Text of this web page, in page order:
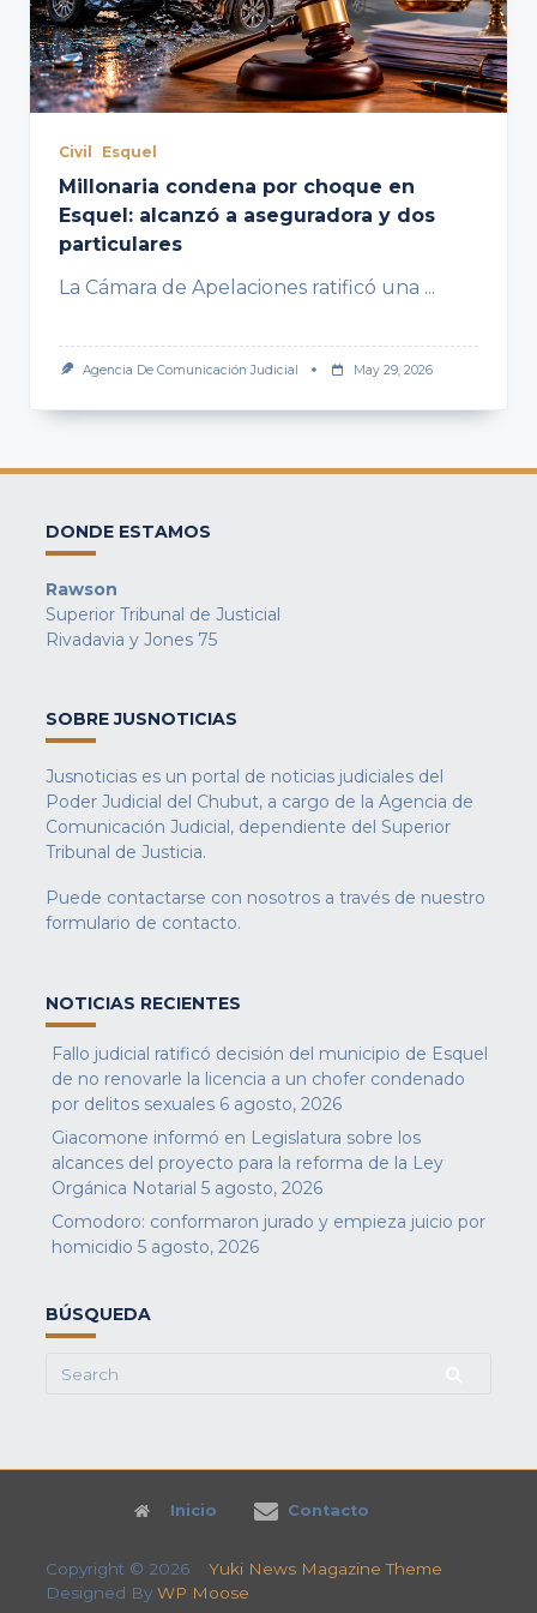
Civil Esquel
Millonaria condena por choque en
Esquel: alcanzó a aseguradora y dos
particulares
La Cámara de Apelaciones ratificó una ...
Agencia De Comunicación Judicial May 29, 2026
DONDE ESTAMOS
Rawson
Superior Tribunal de Justicial
Rivadavia y Jones 75
SOBRE JUSNOTICIAS
Jusnoticias es un portal de noticias judiciales del
Poder Judicial del Chubut, a cargo de la Agencia de
Comunicación Judicial, dependiente del Superior
Tribunal de Justicia.
Puede contactarse con nosotros a través de nuestro
formulario de contacto.
NOTICIAS RECIENTES
Fallo judicial ratificó decisión del municipio de Esquel
de no renovarle la licencia a un chofer condenado
por delitos sexuales 6 agosto, 2026
Giacomone informó en Legislatura sobre los
alcances del proyecto para la reforma de la Ley
Orgánica Notarial 5 agosto, 2026
Comodoro: conformaron jurado y empieza juicio por
homicidio 5 agosto, 2026
BÚSQUEDA
Search
Inicio Contacto
Copyright © 2026 Yuki News Magazine Theme
Designed By WP Moose